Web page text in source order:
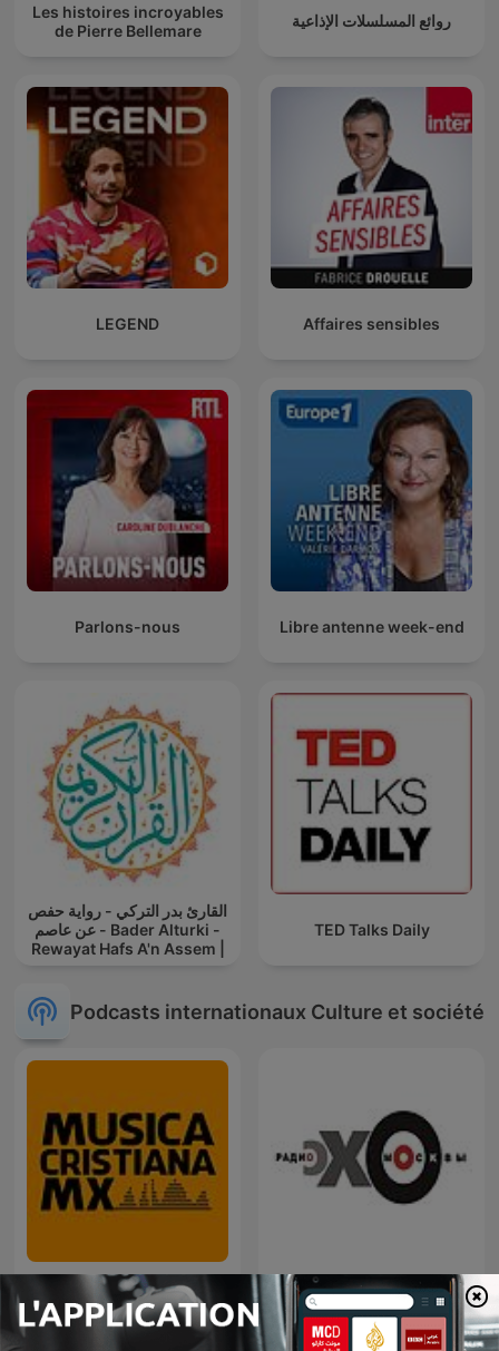
Les histoires incroyables
de Pierre Bellemare
روائع المسلسلات الإذاعية
LEGEND Affaires sensibles
Parlons-nous Libre antenne week-end
القارئ بدر التركي - رواية حفص
عن عاصم - Bader Alturki -
Rewayat Hafs A'n Assem |
TED Talks Daily
Podcasts internationaux Culture et société
Música Cristiana Mx Эхо Москвы